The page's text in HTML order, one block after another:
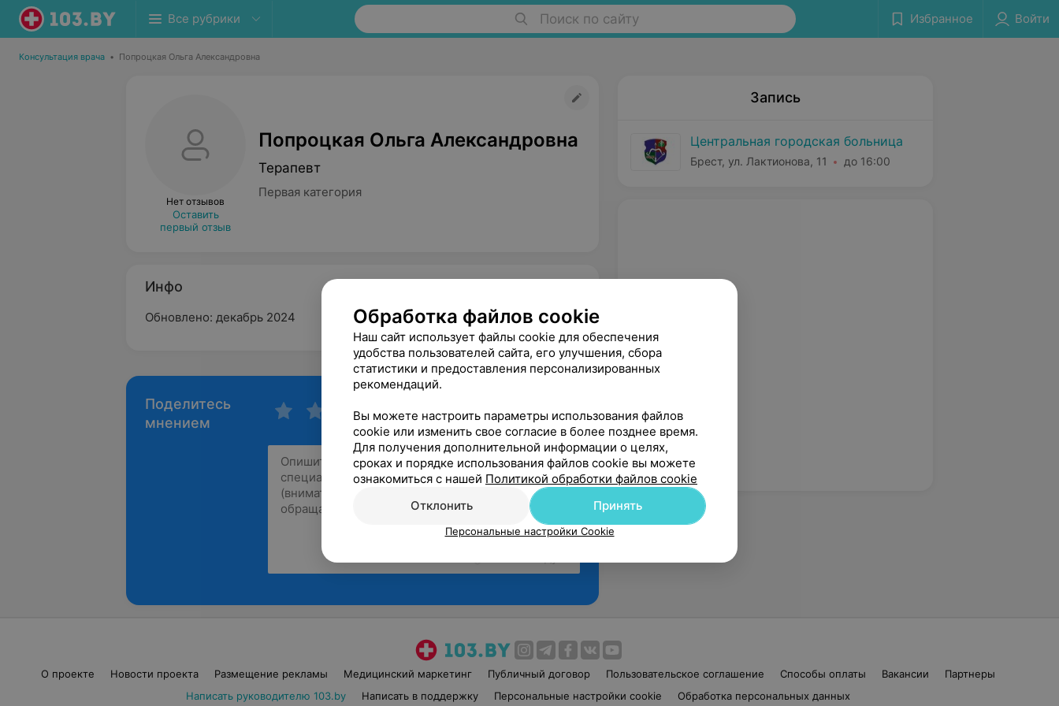
Все рубрики Поиск по сайту Избранное Войти
Консультация врача • Попроцкая Ольга Александровна
Нет отзывов
Оставить
первый отзыв
Попроцкая Ольга Александровна
Терапевт
Первая категория
Инфо
Обновлено: декабрь 2024
Поделитесь
мнением
Запись
Центральная городская больница
Брест, ул. Лактионова, 11 до 16:00
О проекте Новости проекта Размещение рекламы Медицинский маркетинг Публичный договор Пользовательское соглашение Способы оплаты Вакансии
Партнеры
Написать руководителю 103.by
Написать в поддержку Персональные настройки cookie Обработка персональных данных
Обработка файлов cookie
Наш сайт использует файлы cookie для обеспечения
удобства пользователей сайта, его улучшения, сбора
статистики и предоставления персонализированных
рекомендаций.
Вы можете настроить параметры использования файлов
cookie или изменить свое согласие в более позднее время.
Для получения дополнительной информации о целях,
сроках и порядке использования файлов cookie вы можете
ознакомиться с нашей Политикой обработки файлов cookie
Отклонить
Принять
Персональные настройки Cookie